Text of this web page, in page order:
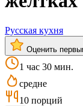
Русская кухня
Оценить
1 час 30 мин.
средне
10 порций